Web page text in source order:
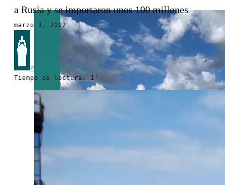
a Rusia y se importaron unos 100 millones
marzo 1, 2022
Portal Marítimo
Tiempo de lectura: 1'